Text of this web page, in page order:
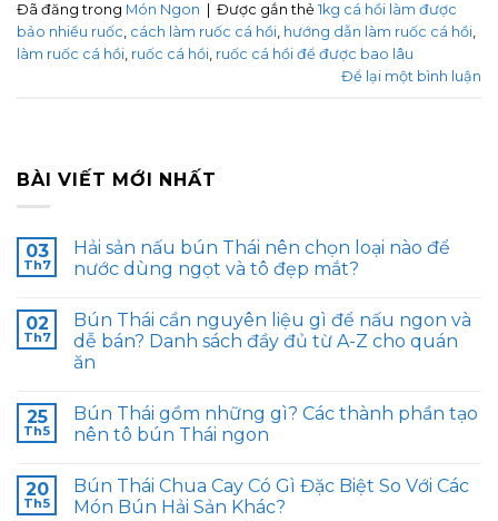
Đã đăng trong Món Ngon Được gắn thẻ 1kg cá hồi làm được
bảo nhiều ruốc, cách làm ruốc cá hồi, hướng dẫn làm ruốc cá hồi,
làm ruốc cá hồi, ruốc cá hồi, ruốc cá hồi để được bao lâu
Để lại một bình luận
BÀI VIẾT MỚI NHẤT
03
Th7
Hải sản nấu bún Thái nên chọn loại nào để
nước dùng ngọt và tô đẹp mắt?
02
Th7
Bún Thái cần nguyên liệu gì để nấu ngon và
dễ bán? Danh sách đầy đủ từ A-Z cho quán
ăn
25
Th5
Bún Thái gồm những gì? Các thành phần tạo
nên tô bún Thái ngon
20
Th5
Bún Thái Chua Cay Có Gì Đặc Biệt So Với Các
Món Bún Hải Sản Khác?